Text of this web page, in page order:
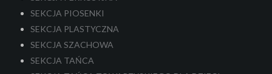
SEKCJA PIOSENKI
SEKCJA PLASTYCZNA
SEKCJA SZACHOWA
SEKCJA TAŃCA